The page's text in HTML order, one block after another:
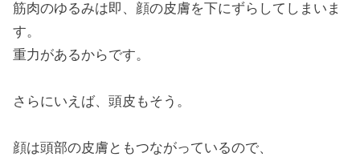
筋肉のゆるみは即、顔の皮膚を下にずらしてしまいま
す。
重力があるからです。
さらにいえば、頭皮もそう。
顔は頭部の皮膚ともつながっているので、